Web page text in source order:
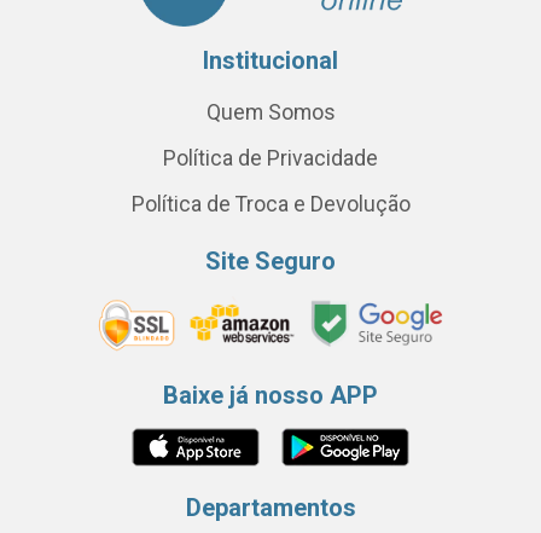
Institucional
Quem Somos
Política de Privacidade
Política de Troca e Devolução
Site Seguro
Baixe já nosso APP
Departamentos